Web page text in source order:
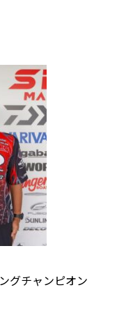
グチャンピオン